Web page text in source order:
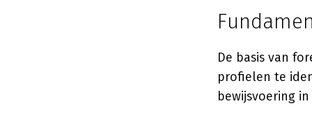
De basis van
profielen te
bewijsvoering